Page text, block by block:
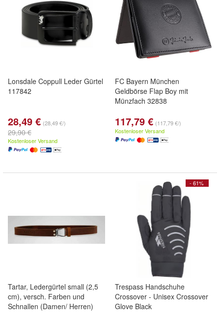
Lonsdale Coppull Leder Gürtel
117842
28,49 € (28,49 €/)
29,90 €
Kostenloser Versand
FC Bayern München
Geldbörse Flap Boy mit
Münzfach 32838
117,79 € (117,79 €/)
Kostenloser Versand
Tartar, Ledergürtel small (2,5
cm), versch. Farben und
Schnallen (Damen/ Herren)
- 61%
Trespass Handschuhe
Crossover - Unisex Crossover
Glove Black